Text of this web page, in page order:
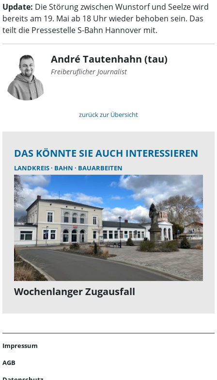
Update: Die Störung zwischen Wunstorf und Seelze wird
bereits am 19. Mai ab 18 Uhr wieder behoben sein. Das
teilt die Pressestelle S-Bahn Hannover mit.
André Tautenhahn (tau)
Freiberuflicher Journalist
zurück zur Übersicht
DAS KÖNNTE SIE AUCH INTERESSIEREN
LANDKREIS BAHN BAUARBEITEN
Wochenlanger Zugausfall
Impressum
AGB